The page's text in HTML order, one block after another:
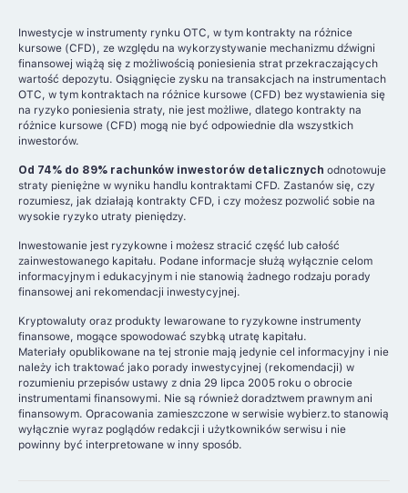
Inwestycje w instrumenty rynku OTC, w tym kontrakty na różnice
kursowe (CFD), ze względu na wykorzystywanie mechanizmu dźwigni
finansowej wiążą się z możliwością poniesienia strat przekraczających
wartość depozytu. Osiągnięcie zysku na transakcjach na instrumentach
OTC, w tym kontraktach na różnice kursowe (CFD) bez wystawienia się
na ryzyko poniesienia straty, nie jest możliwe, dlatego kontrakty na
różnice kursowe (CFD) mogą nie być odpowiednie dla wszystkich
inwestorów.
Od 74% do 89% rachunków inwestorów detalicznych odnotowuje
straty pieniężne w wyniku handlu kontraktami CFD. Zastanów się, czy
rozumiesz, jak działają kontrakty CFD, i czy możesz pozwolić sobie na
wysokie ryzyko utraty pieniędzy.
Inwestowanie jest ryzykowne i możesz stracić część lub całość
zainwestowanego kapitału. Podane informacje służą wyłącznie celom
informacyjnym i edukacyjnym i nie stanowią żadnego rodzaju porady
finansowej ani rekomendacji inwestycyjnej.
Kryptowaluty oraz produkty lewarowane to ryzykowne instrumenty
finansowe, mogące spowodować szybką utratę kapitału.
Materiały opublikowane na tej stronie mają jedynie cel informacyjny i nie
należy ich traktować jako porady inwestycyjnej (rekomendacji) w
rozumieniu przepisów ustawy z dnia 29 lipca 2005 roku o obrocie
instrumentami finansowymi. Nie są również doradztwem prawnym ani
finansowym. Opracowania zamieszczone w serwisie wybierz.to stanowią
wyłącznie wyraz poglądów redakcji i użytkowników serwisu i nie
powinny być interpretowane w inny sposób.